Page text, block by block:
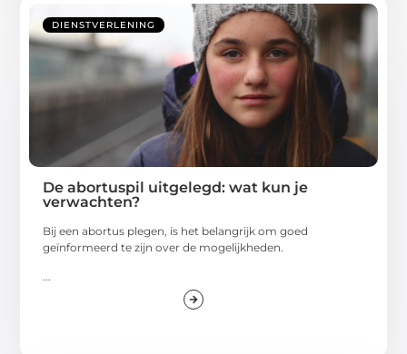
DIENSTVERLENING
De abortuspil uitgelegd: wat kun je
verwachten?
Bij een abortus plegen, is het belangrijk om goed
geïnformeerd te zijn over de mogelijkheden.
...